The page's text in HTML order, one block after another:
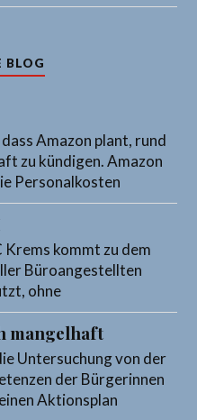
BLOG
Amazon plant, rund
zu kündigen. Amazon
Personalkosten
Krems kommt zu dem
Büroangestellten
ohne
mangelhaft
Untersuchung von der
der Bürgerinnen
Aktionsplan